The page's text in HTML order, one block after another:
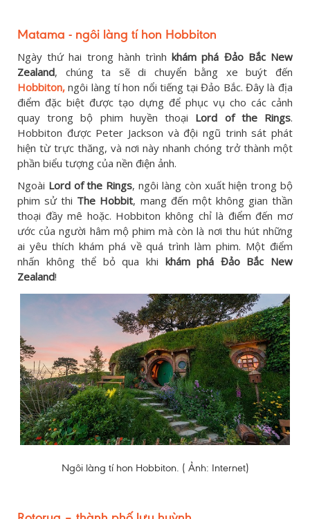
Matama - ngôi làng tí hon Hobbiton
Ngày thứ hai trong hành trìnhkhám phá Đảo Bắc New
Zealand, chúng ta sẽ di chuyển bằng xe buýt đến
Hobbiton, ngôi làng tí hon nổi tiếng tại Đảo Bắc. Đây là địa
điểm đặc biệt được tạo dựng để phục vụ cho các cảnh
quay trong bộ phim huyền thoại Lord of the Rings.
Hobbiton được Peter Jackson và đội ngũ trinh sát phát
hiện từ trực thăng, và nơi này nhanh chóng trở thành một
phần biểu tượng của nền điện ảnh.
Ngoài Lord of the Rings, ngôi làng còn xuất hiện trong bộ
phim sử thi The Hobbit, mang đến một không gian thần
thoại đầy mê hoặc. Hobbiton không chỉ là điểm đến mơ
ước của người hâm mộ phim mà còn là nơi thu hút những
ai yêu thích khám phá về quá trình làm phim. Một điểm
nhấn không thể bỏ qua khi khám phá Đảo Bắc New
Zealand!
Ngôi làng tí hon Hobbiton. ( Ảnh: Internet)